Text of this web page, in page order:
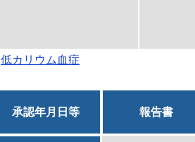
低カリウム血症
承認年月日等 報告書